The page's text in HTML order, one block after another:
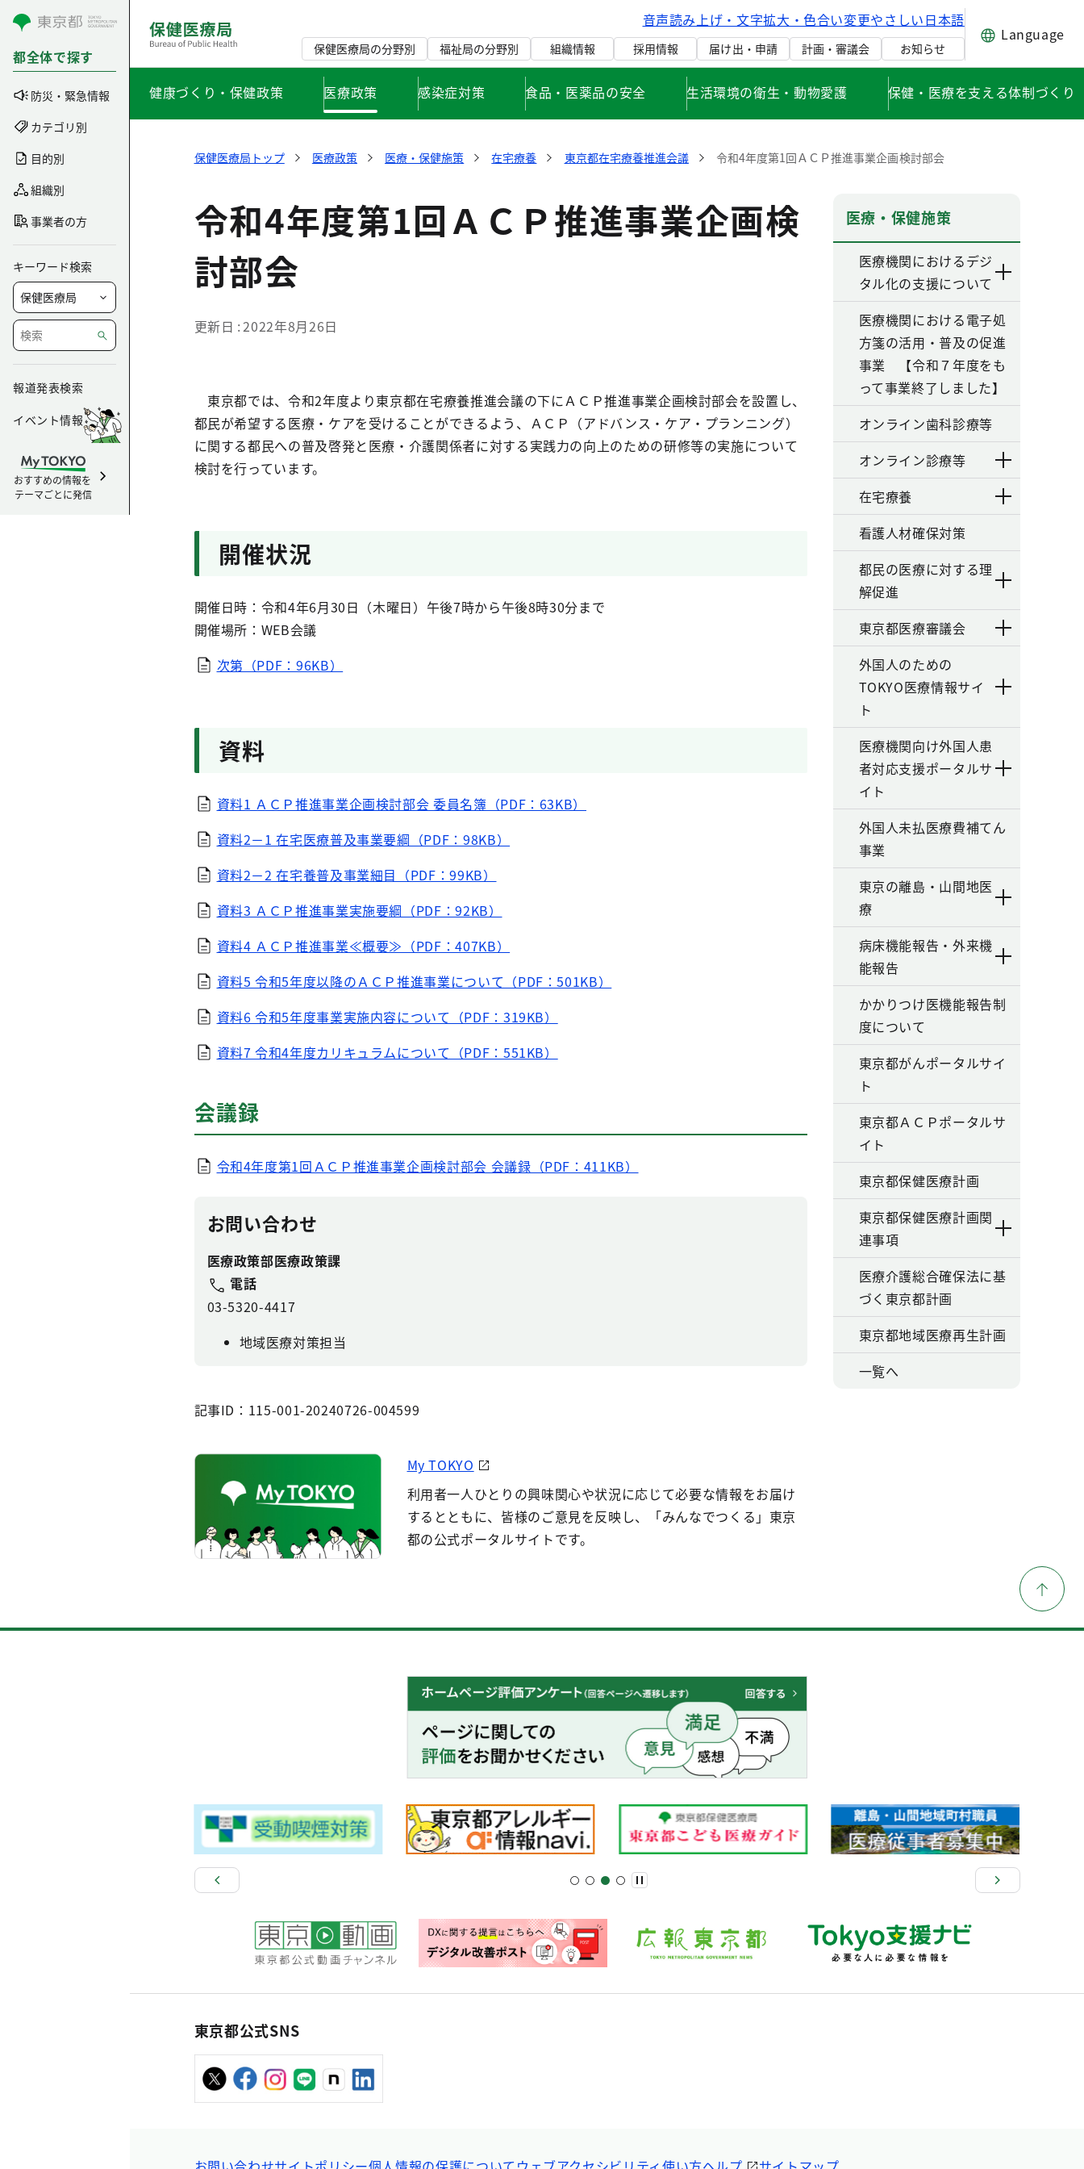
コンテンツにスキップ
都全体で探す
防災・緊急情報
カテゴリ別
目的別
組織別
事業者の方
キーワード検索
報道発表検索
イベント情報
おすすめの情報を
テーマごとに発信
音声読み上げ・文字拡大・色合い変更やさしい日本語
保健医療局の分野別 福祉局の分野別 組織情報 採用情報 届け出・申請 計画・審議会 お知らせ
Language
健康づくり・保健政策 医療政策 感染症対策 食品・医薬品の安全 生活環境の衛生・動物愛護 保健・医療を支える体制づくり
保健医療局トップ 医療政策 医療・保健施策 在宅療養 東京都在宅療養推進会議 令和4年度第1回ＡＣＰ推進事業企画検討部会
令和4年度第1回ＡＣＰ推進事業企画検
討部会
更新日 2022年8月26日
東京都では、令和2年度より東京都在宅療養推進会議の下にＡＣＰ推進事業企画検討部会を設置し、
都民が希望する医療・ケアを受けることができるよう、ＡＣＰ（アドバンス・ケア・プランニング）
に関する都民への普及啓発と医療・介護関係者に対する実践力の向上のための研修等の実施について
検討を行っています。
開催状況
開催日時：令和4年6月30日（木曜日）午後7時から午後8時30分まで
開催場所：WEB会議
次第（PDF：96KB）
資料
資料1 ＡＣＰ推進事業企画検討部会 委員名簿（PDF：63KB）
資料2－1 在宅医療普及事業要綱（PDF：98KB）
資料2－2 在宅養普及事業細目（PDF：99KB）
資料3 ＡＣＰ推進事業実施要綱（PDF：92KB）
資料4 ＡＣＰ推進事業≪概要≫（PDF：407KB）
資料5 令和5年度以降のＡＣＰ推進事業について（PDF：501KB）
資料6 令和5年度事業実施内容について（PDF：319KB）
資料7 令和4年度カリキュラムについて（PDF：551KB）
会議録
令和4年度第1回ＡＣＰ推進事業企画検討部会 会議録（PDF：411KB）
お問い合わせ
医療政策部医療政策課
電話
03-5320-4417
地域医療対策担当
記事ID：115-001-20240726-004599
My TOKYO
利用者一人ひとりの興味関心や状況に応じて必要な情報をお届け
するとともに、皆様のご意見を反映し、「みんなでつくる」東京
都の公式ポータルサイトです。
医療・保健施策
医療機関におけるデジ
タル化の支援について
医療機関における電子処
方箋の活用・普及の促進
事業 【令和７年度をも
って事業終了しました】
オンライン歯科診療等
オンライン診療等
在宅療養
看護人材確保対策
都民の医療に対する理
解促進
東京都医療審議会
外国人のための
TOKYO医療情報サイ
ト
医療機関向け外国人患
者対応支援ポータルサ
イト
外国人未払医療費補てん
事業
東京の離島・山間地医
療
病床機能報告・外来機
能報告
かかりつけ医機能報告制
度について
東京都がんポータルサイ
ト
東京都ＡＣＰポータルサ
イト
東京都保健医療計画
東京都保健医療計画関
連事項
医療介護総合確保法に基
づく東京都計画
東京都地域医療再生計画
一覧へ
東京都公式SNS